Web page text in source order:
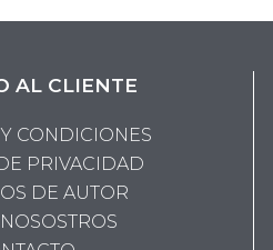
AL CLIENTE
CONDICIONES
PRIVACIDAD
DE AUTOR